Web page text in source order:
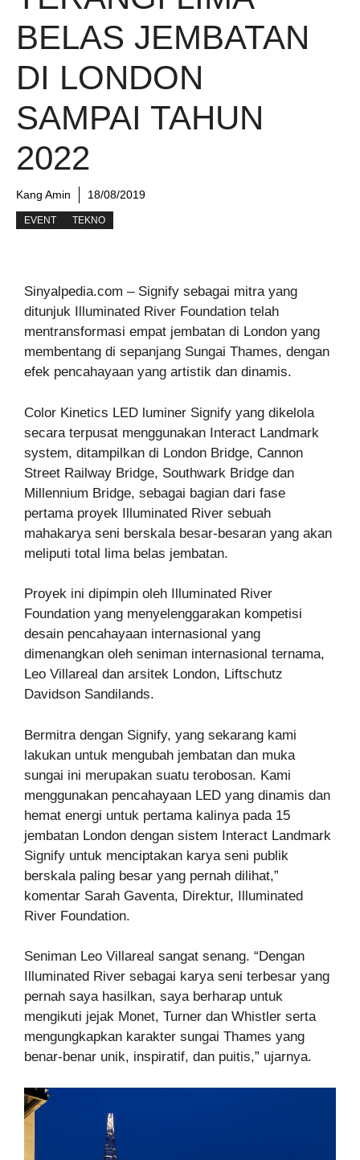
BELAS JEMBATAN
DI LONDON
SAMPAI TAHUN
2022
Kang Amin 18/08/2019
EVENT TEKNO
Sinyalpedia.com – Signify sebagai mitra yang
ditunjuk Illuminated River Foundation telah
mentransformasi empat jembatan di London yang
membentang di sepanjang Sungai Thames, dengan
efek pencahayaan yang artistik dan dinamis.
Color Kinetics LED luminer Signify yang dikelola
secara terpusat menggunakan Interact Landmark
system, ditampilkan di London Bridge, Cannon
Street Railway Bridge, Southwark Bridge dan
Millennium Bridge, sebagai bagian dari fase
pertama proyek Illuminated River sebuah
mahakarya seni berskala besar-besaran yang akan
meliputi total lima belas jembatan.
Proyek ini dipimpin oleh Illuminated River
Foundation yang menyelenggarakan kompetisi
desain pencahayaan internasional yang
dimenangkan oleh seniman internasional ternama,
Leo Villareal dan arsitek London, Liftschutz
Davidson Sandilands.
Bermitra dengan Signify, yang sekarang kami
lakukan untuk mengubah jembatan dan muka
sungai ini merupakan suatu terobosan. Kami
menggunakan pencahayaan LED yang dinamis dan
hemat energi untuk pertama kalinya pada 15
jembatan London dengan sistem Interact Landmark
Signify untuk menciptakan karya seni publik
berskala paling besar yang pernah dilihat,”
komentar Sarah Gaventa, Direktur, Illuminated
River Foundation.
Seniman Leo Villareal sangat senang. “Dengan
Illuminated River sebagai karya seni terbesar yang
pernah saya hasilkan, saya berharap untuk
mengikuti jejak Monet, Turner dan Whistler serta
mengungkapkan karakter sungai Thames yang
benar-benar unik, inspiratif, dan puitis,” ujarnya.